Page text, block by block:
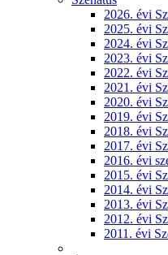
2026. évi
2025. évi
2024. évi
2023. évi
2022. évi
2021. évi
2020. évi
2019. évi
2018. évi
2017. évi
2016. évi
2015. évi
2014. évi
2013. évi
2012. évi
2011. évi